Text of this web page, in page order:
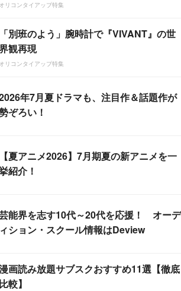
オリコンタイアップ特集
「別班のよう」腕時計で『VIVANT』の世
観再現
オリコンタイアップ特集
年7月夏ドラマも、注目作＆話題作が
ぞろい！
【夏アニメ2026】7月期夏の新アニメを一
紹介！
能界を志す10代～20代を応援！ オーデ
ィション・スクール情報はDeview
画読み放題サブスクおすすめ11選【徹底
比較】